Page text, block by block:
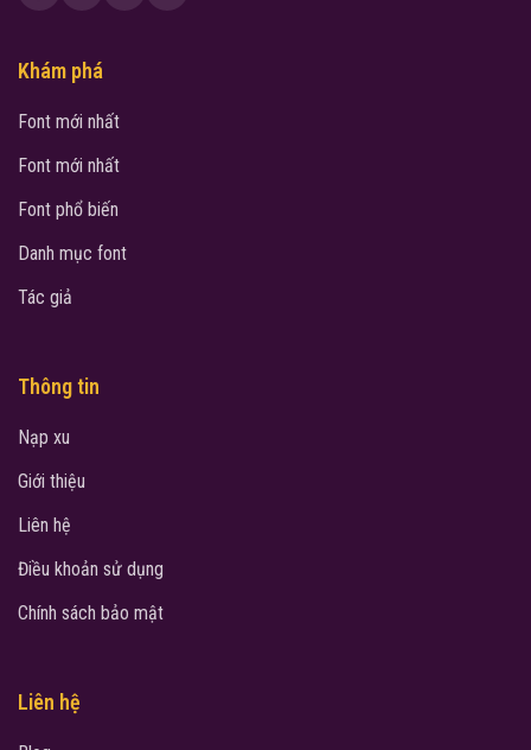
Khám phá
Font mới nhất
Font mới nhất
Font phổ biến
Danh mục font
Tác giả
Thông tin
Nạp xu
Giới thiệu
Liên hệ
Điều khoản sử dụng
Chính sách bảo mật
Liên hệ